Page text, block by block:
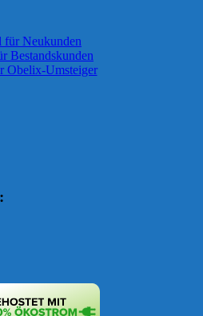
für Neukunden
Bestandskunden
Obelix-Umsteiger